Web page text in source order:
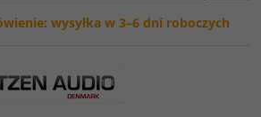
wysyłka w 3–6 dni roboczych